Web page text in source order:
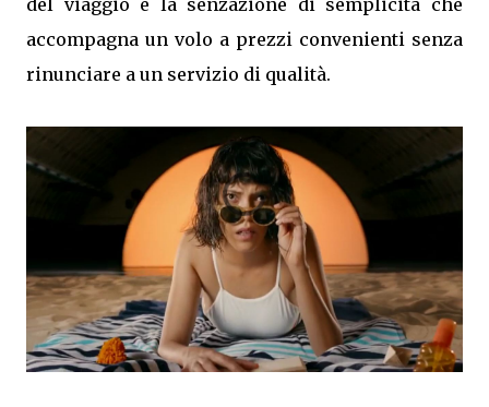
del viaggio e la senzazione di semplicità che
accompagna un volo a prezzi convenienti senza
rinunciare a un servizio di qualità.